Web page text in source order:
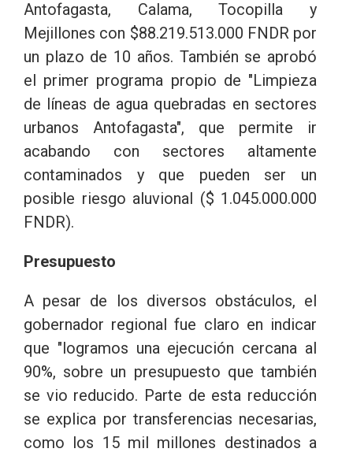
Antofagasta, Calama, Tocopilla y
Mejillones con $88.219.513.000 FNDR por
un plazo de 10 años. También se aprobó
el primer programa propio de "Limpieza
de líneas de agua quebradas en sectores
urbanos Antofagasta", que permite ir
acabando con sectores altamente
contaminados y que pueden ser un
posible riesgo aluvional ($ 1.045.000.000
FNDR).
Presupuesto
A pesar de los diversos obstáculos, el
gobernador regional fue claro en indicar
que "logramos una ejecución cercana al
90%, sobre un presupuesto que también
se vio reducido. Parte de esta reducción
se explica por transferencias necesarias,
como los 15 mil millones destinados a